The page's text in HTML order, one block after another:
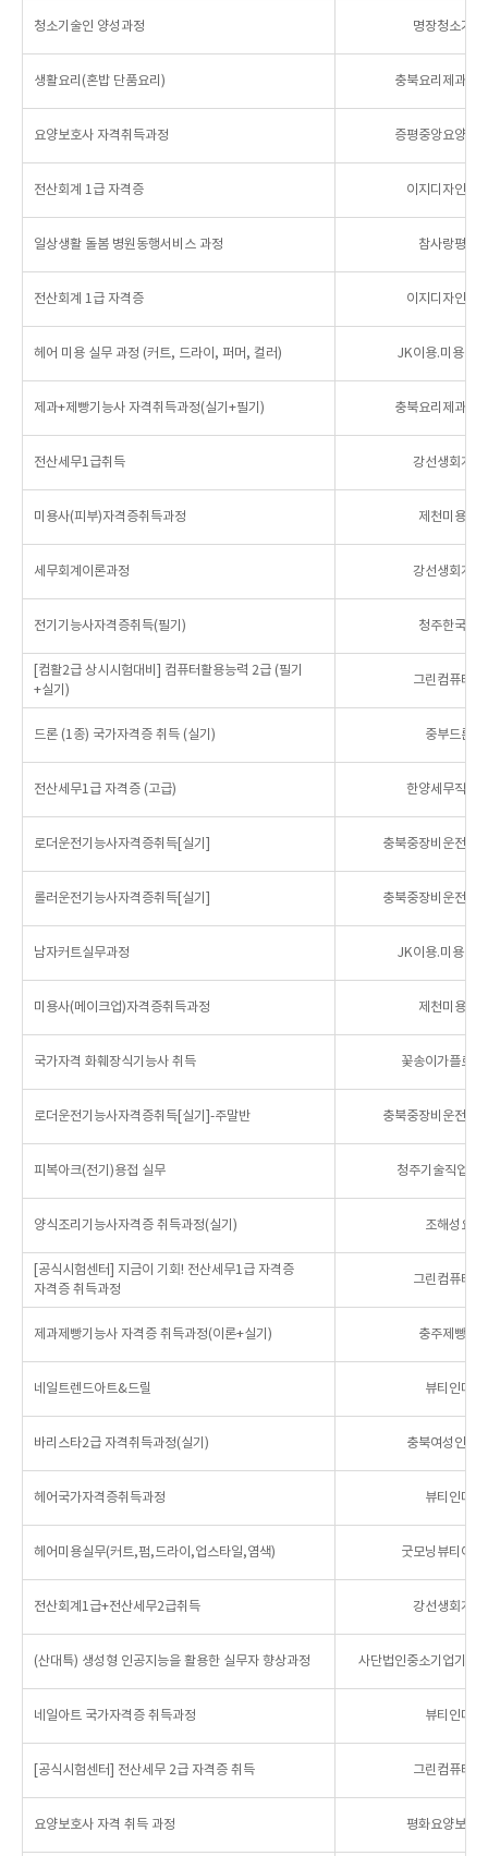
청소기술인 양성과정 명장청소기술
생활요리(혼밥 단품요리) 충북요리제과제
요양보호사 자격취득과정 증평중앙요양보
전산회계 1급 자격증 이지디자인컴
일상생활 돌봄 병원동행서비스 과정 참사랑평생
전산회계 1급 자격증 이지디자인컴
헤어 미용 실무 과정 (커트, 드라이, 퍼머, 컬러) JK이용.미용직
제과+제빵기능사 자격취득과정(실기+필기) 충북요리제과제
전산세무1급취득 강선생회계금
미용사(피부)자격증취득과정 제천미용기
세무회계이론과정 강선생회계금
전기기능사자격증취득(필기) 청주한국전
[컴활2급 상시시험대비] 컴퓨터활용능력 2급 (필기
+실기)
그린컴퓨터아
드론 (1종) 국가자격증 취득 (실기) 중부드론교
전산세무1급 자격증 (고급) 한양세무직업
로더운전기능사자격증취득[실기] 충북중장비운전자
롤러운전기능사자격증취득[실기] 충북중장비운전자
남자커트실무과정 JK이용.미용직
미용사(메이크업)자격증취득과정 제천미용기
국가자격 화훼장식기능사 취득 꽃송이가플로리
로더운전기능사자격증취득[실기]-주말반 충북중장비운전자
피복아크(전기)용접 실무 청주기술직업전
양식조리기능사자격증 취득과정(실기) 조해성요리
[공식시험센터] 지금이 기회! 전산세무1급 자격증
자격증 취득과정
그린컴퓨터아
제과제빵기능사 자격증 취득과정(이론+실기) 충주제빵커
네일트렌드아트&드릴 뷰티인미용
바리스타2급 자격취득과정(실기) 충북여성인력
헤어국가자격증취득과정 뷰티인미용
헤어미용실무(커트,펌,드라이,업스타일,염색) 굿모닝뷰티아카
전산회계1급+전산세무2급취득 강선생회계금
(산대특) 생성형 인공지능을 활용한 실무자 향상과정 사단법인중소기업기술
네일아트 국가자격증 취득과정 뷰티인미용
[공식시험센터] 전산세무 2급 자격증 취득 그린컴퓨터아
요양보호사 자격 취득 과정 평화요양보호